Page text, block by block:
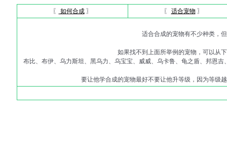
〖 如何合成〗 〖 适合宠物 〗
适合合成的宠物有不少种类，
如果找不到上面所举例的宠物，可以从
布比、布伊、乌力斯坦、黑乌力、乌宝宝、威威、乌卡鲁、龟之盾、邦恩
要让他学合成的宠物最好不要让他升等级，因为等级